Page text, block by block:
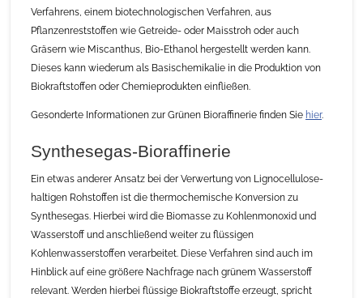
Verfahrens, einem biotechnologischen Verfahren, aus
Pflanzenreststoffen wie Getreide- oder Maisstroh oder auch
Gräsern wie Miscanthus, Bio-Ethanol hergestellt werden kann.
Dieses kann wiederum als Basischemikalie in die Produktion von
Biokraftstoffen oder Chemieprodukten einfließen.
Gesonderte Informationen zur Grünen Bioraffinerie finden Sie hier.
Synthesegas-Bioraffinerie
Ein etwas anderer Ansatz bei der Verwertung von Lignocellulose-
haltigen Rohstoffen ist die thermochemische Konversion zu
Synthesegas. Hierbei wird die Biomasse zu Kohlenmonoxid und
Wasserstoff und anschließend weiter zu flüssigen
Kohlenwasserstoffen verarbeitet. Diese Verfahren sind auch im
Hinblick auf eine größere Nachfrage nach grünem Wasserstoff
relevant. Werden hierbei flüssige Biokraftstoffe erzeugt, spricht